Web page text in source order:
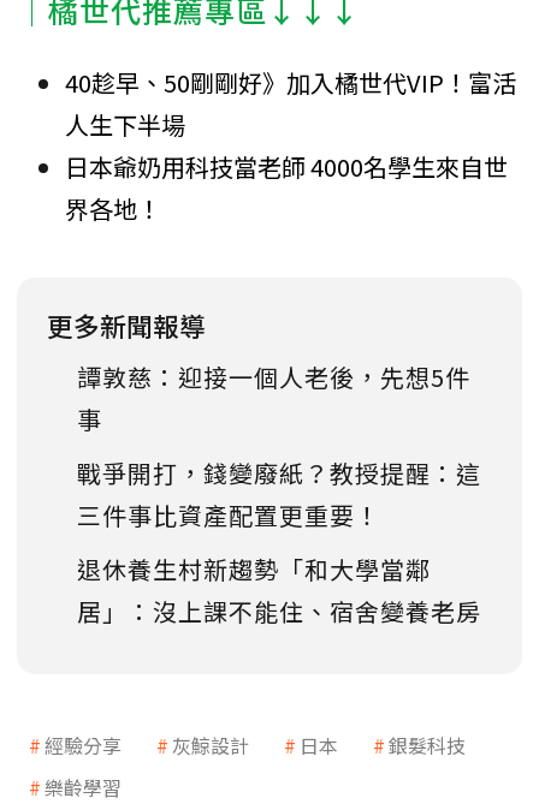
｜橘世代推薦專區↓↓↓
40趁早、50剛剛好》加入橘世代VIP！富活
人生下半場
日本爺奶用科技當老師 4000名學生來自世
界各地！
更多新聞報導
譚敦慈：迎接一個人老後，先想5件
事
戰爭開打，錢變廢紙？教授提醒：這
三件事比資產配置更重要！
退休養生村新趨勢「和大學當鄰
居」：沒上課不能住、宿舍變養老房
經驗分享 灰鯨設計 日本
銀髮科技
樂齡學習